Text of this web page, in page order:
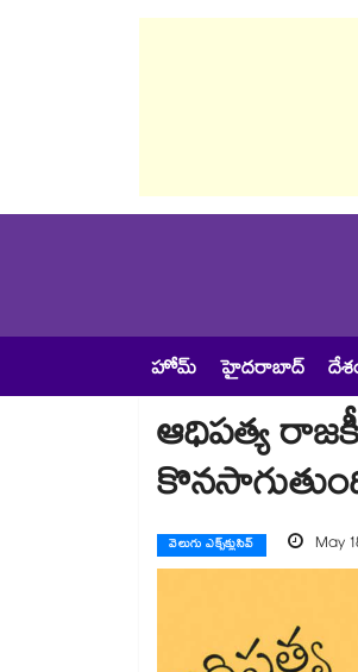
హోమ్ హైదరాబాద్
ఆధిపత్య
వెలుగు ఎక్స్‌క్లుసివ్ May